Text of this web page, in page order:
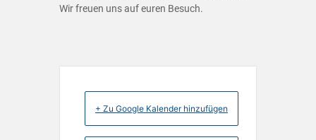
Wir freuen uns auf euren Besuch.
+ Zu Google Kalender hinzufügen